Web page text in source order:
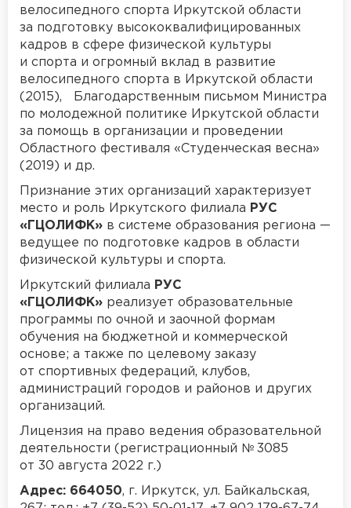
велосипедного спорта Иркутской области
за подготовку высококвалифицированных
кадров в сфере физической культуры
и спорта и огромный вклад в развитие
велосипедного спорта в Иркутской области
(2015), Благодарственным письмом Министра
по молодежной политике Иркутской области
за помощь в организации и проведении
Областного фестиваля «Студенческая весна»
(2019) и др.
Признание этих организаций характеризует
место и роль Иркутского филиала РУС
«ГЦОЛИФК» в системе образования региона —
ведущее по подготовке кадров в области
физической культуры и спорта.
Иркутский филиала РУС
«ГЦОЛИФК» реализует образовательные
программы по очной и заочной формам
обучения на бюджетной и коммерческой
основе; а также по целевому заказу
от спортивных федераций, клубов,
администраций городов и районов и других
организаций.
Лицензия на право ведения образовательной
деятельности (регистрационный № 3085
от 30 августа 2022 г.)
Адрес: 664050, г. Иркутск, ул. Байкальская,